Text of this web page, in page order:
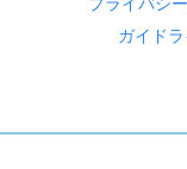
ガイド